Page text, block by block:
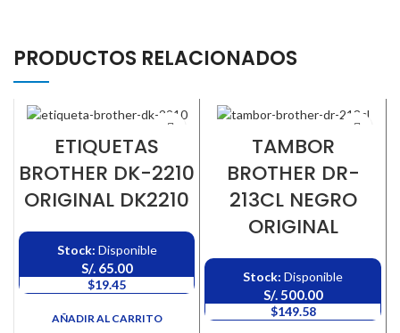
PRODUCTOS RELACIONADOS
ETIQUETAS
BROTHER DK-2210
ORIGINAL DK2210
Stock: Disponible
S/.65.00
$19.45
AÑADIR AL CARRITO
TAMBOR
BROTHER DR-
213CL NEGRO
ORIGINAL
Stock: Disponible
S/.500.00
$149.58